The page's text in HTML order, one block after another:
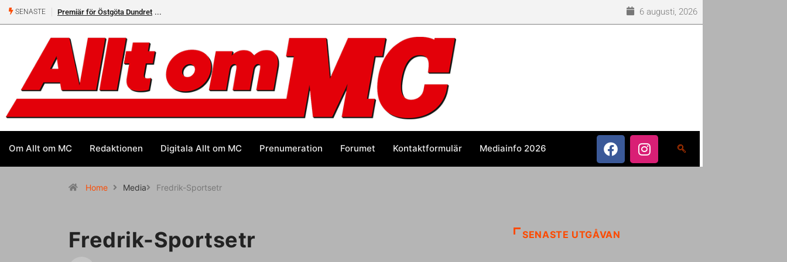
SENASTE Premiär för Östgöta Dundret 6 augusti, 2026
Om Allt om MC Redaktionen Digitala Allt om MC Prenumeration Forumet Kontaktformulär Mediainfo 2026
Home Media Fredrik-Sportsetr
Fredrik-Sportsetr SENASTE UTGÅVAN